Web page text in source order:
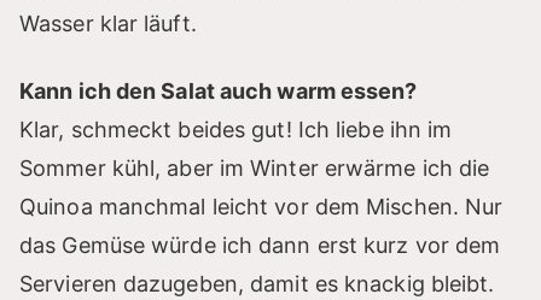
Wasser klar läuft.
Kann ich den Salat auch warm essen?
Klar, schmeckt beides gut! Ich liebe ihn im
Sommer kühl, aber im Winter erwärme ich die
Quinoa manchmal leicht vor dem Mischen. Nur
das Gemüse würde ich dann erst kurz vor dem
Servieren dazugeben, damit es knackig bleibt.